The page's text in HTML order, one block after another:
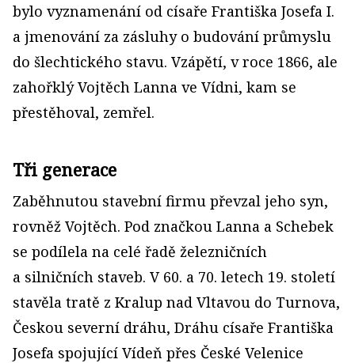
bylo vyznamenání od císaře Františka Josefa I.
a jmenování za zásluhy o budování průmyslu
do šlechtického stavu. Vzápětí, v roce 1866, ale
zahořklý Vojtěch Lanna ve Vídni, kam se
přestěhoval, zemřel.
Tři generace
Zaběhnutou stavební firmu převzal jeho syn,
rovněž Vojtěch. Pod značkou Lanna a Schebek
se podílela na celé řadě železničních
a silničních staveb. V 60. a 70. letech 19. století
stavěla tratě z Kralup nad Vltavou do Turnova,
Českou severní dráhu, Dráhu císaře Františka
Josefa spojující Vídeň přes České Velenice